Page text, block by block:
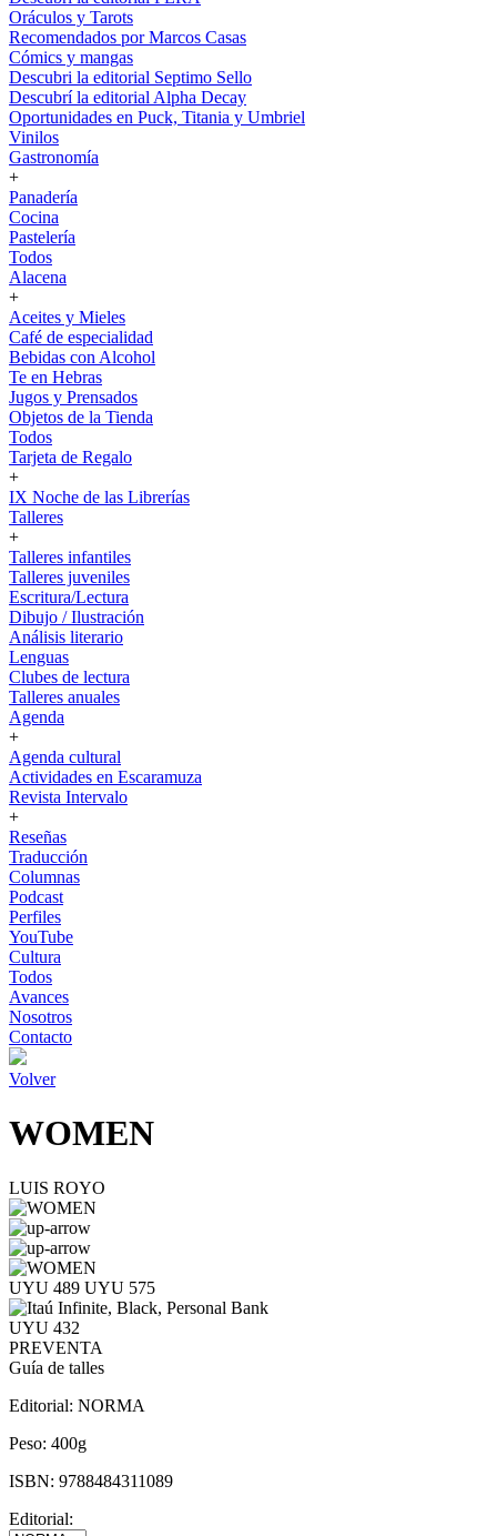
Oráculos y Tarots
Recomendados por Marcos Casas
Cómics y mangas
Descubri la editorial Septimo Sello
Descubrí la editorial Alpha Decay
Oportunidades en Puck, Titania y Umbriel
Vinilos
Gastronomía
+
Panadería
Cocina
Pastelería
Todos
Alacena
+
Aceites y Mieles
Café de especialidad
Bebidas con Alcohol
Te en Hebras
Jugos y Prensados
Objetos de la Tienda
Todos
Tarjeta de Regalo
+
IX Noche de las Librerías
Talleres
+
Talleres infantiles
Talleres juveniles
Escritura/Lectura
Dibujo / Ilustración
Análisis literario
Lenguas
Clubes de lectura
Talleres anuales
Agenda
+
Agenda cultural
Actividades en Escaramuza
Revista Intervalo
+
Reseñas
Traducción
Columnas
Podcast
Perfiles
YouTube
Cultura
Todos
Avances
Nosotros
Contacto
Volver
WOMEN
LUIS ROYO
UYU 489 UYU 575
UYU 432
PREVENTA
Guía de talles
Editorial: NORMA
Peso: 400g
ISBN: 9788484311089
Editorial: